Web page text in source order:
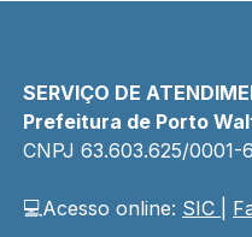
SERVIÇO DE
Prefeitura de Porto
CNPJ 63.603.625/0001-
💻Acesso online: SIC